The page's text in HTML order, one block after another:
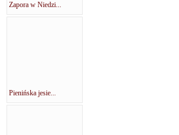
Zapora w Niedzi...
Pienińska jesie...